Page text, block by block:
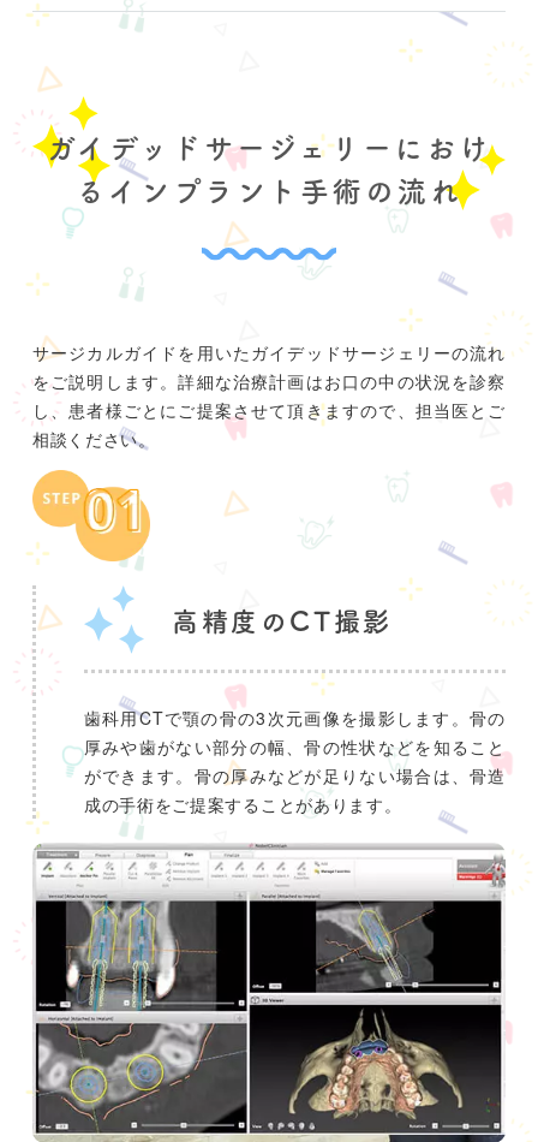
ガイデッドサージェリーにおけ
るインプラント手術の流れ
サージカルガイドを用いたガイデッドサージェリーの流れ
をご説明します。詳細な治療計画はお口の中の状況を診察
し、患者様ごとにご提案させて頂きますので、担当医とご
相談ください。
高精度のCT撮影
歯科用CTで顎の骨の3次元画像を撮影します。骨の
厚みや歯がない部分の幅、骨の性状などを知ること
ができます。骨の厚みなどが足りない場合は、骨造
成の手術をご提案することがあります。